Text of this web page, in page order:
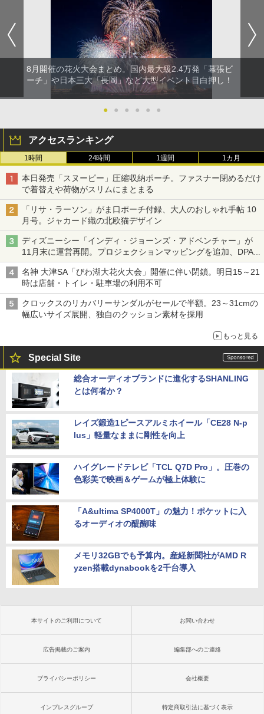
8月開催の花火大会まとめ。国内最大級2.4万発「幕張ビ
ーチ」や日本三大「長岡」など大型イベント目白押し！
● ● ● ● ● ●
アクセスランキング
1時間 24時間 1週間 1カ月
本日発売「スヌーピー」圧縮収納ポーチ。ファスナー閉めるだけ
で着替えや荷物がスリムにまとまる
「リサ・ラーソン」がま口ポーチ付録、大人のおしゃれ手帖 10
月号。ジャカード織の北欧猫デザイン
ディズニーシー「インディ・ジョーンズ・アドベンチャー」が
11月末に運営再開。プロジェクションマッピングを追加、DPA
は1500円
名神 大津SA「びわ湖大花火大会」開催に伴い閉鎖。明日15～21
時は店舗・トイレ・駐車場の利用不可
クロックスのリカバリーサンダルがセールで半額。23～31cmの
幅広いサイズ展開、独自のクッション素材を採用
もっと見る
Special Site
総合オーディオブランドに進化するSHANLING
とは何者か？
レイズ鍛造1ピースアルミホイール「CE28 N-p
lus」軽量なままに剛性を向上
ハイグレードテレビ「TCL Q7D Pro」。圧巻の
色彩美で映画＆ゲームが極上体験に
「A&ultima SP4000T」の魅力！ポケットに入
るオーディオの醍醐味
メモリ32GBでも予算内。産経新聞社がAMD R
yzen搭載dynabookを2千台導入
本サイトのご利用について お問い合わせ
広告掲載のご案内 編集部へのご連絡
プライバシーポリシー 会社概要
インプレスグループ 特定商取引法に基づく表示